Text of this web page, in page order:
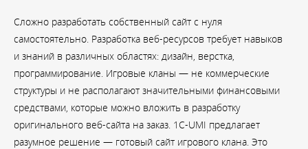
Сложно разработать собственный сайт с нуля
самостоятельно. Разработка веб-ресурсов требует навыков
и знаний в различных областях: дизайн, верстка,
программирование. Игровые кланы — не коммерческие
структуры и не располагают значительными финансовыми
средствами, которые можно вложить в разработку
оригинального веб-сайта на заказ. 1C-UMI предлагает
разумное решение — готовый сайт игрового клана. Это